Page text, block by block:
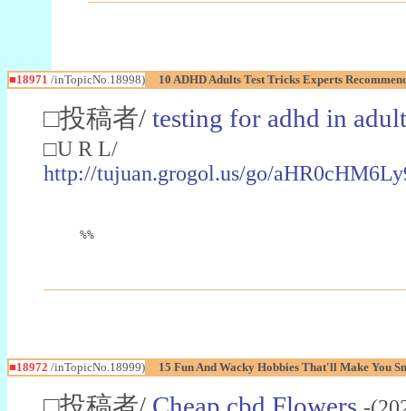
■18971 /inTopicNo.18998) 10 ADHD Adults Test Tricks Experts
□投稿者/ testing for adhd in
□U R L/
http://tujuan.grogol.us/go/
%%
■18972 /inTopicNo.18999) 15 Fun And Wacky Hobbies That'll Make You